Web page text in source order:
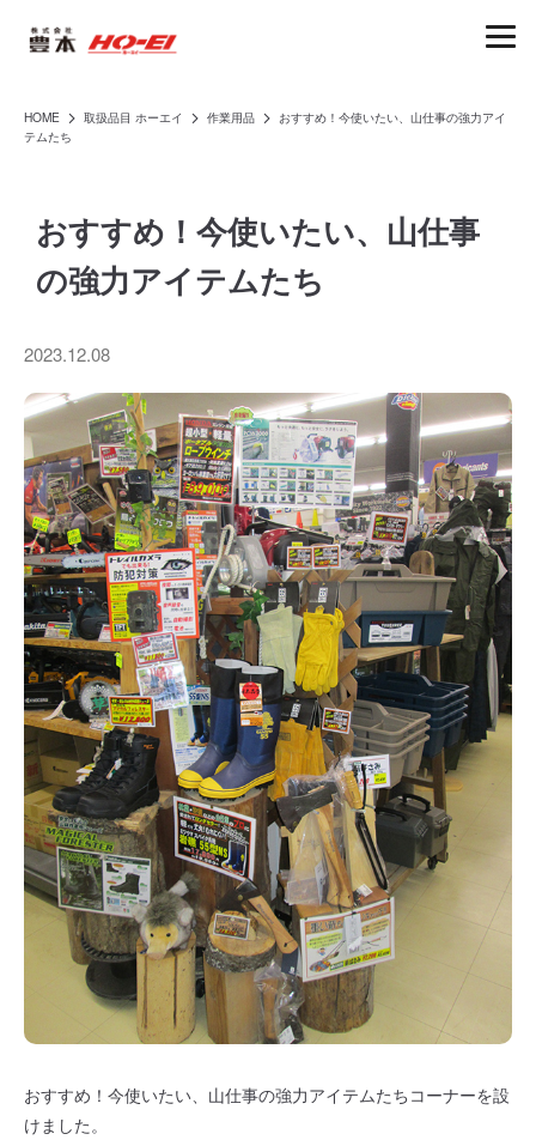
HOME arrow_forward_ios 取扱品目 ホーエイ arrow_forward_ios 作業用品 arrow_forward_ios
おすすめ！今使いたい、山仕事の強力アイ
テムたち
おすすめ！今使いたい、山仕事
の強力アイテムたち
2023.12.08
おすすめ！今使いたい、山仕事の強力アイテムたちコーナーを設
けました。